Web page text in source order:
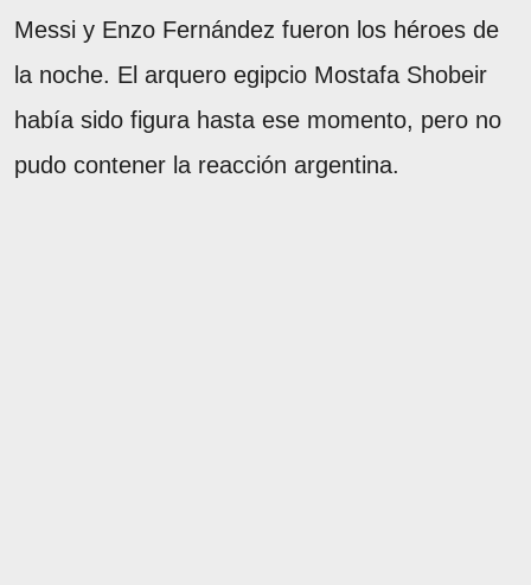
Messi y Enzo Fernández fueron los héroes de
la noche. El arquero egipcio Mostafa Shobeir
había sido figura hasta ese momento, pero no
pudo contener la reacción argentina.